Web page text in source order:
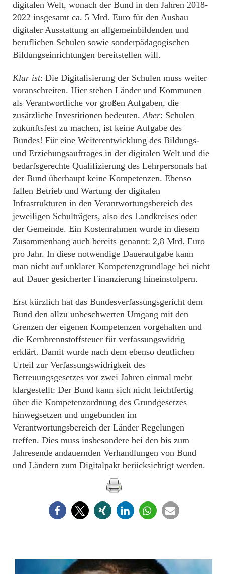
digitalen Welt, wonach der Bund in den Jahren 2018-
2022 insgesamt ca. 5 Mrd. Euro für den Ausbau
digitaler Ausstattung an allgemeinbildenden und
beruflichen Schulen sowie sonderpädagogischen
Bildungseinrichtungen bereitstellen will.
Klar ist: Die Digitalisierung der Schulen muss weiter
voranschreiten. Hier stehen Länder und Kommunen
als Verantwortliche vor großen Aufgaben, die
zusätzliche Investitionen bedeuten. Aber: Schulen
zukunftsfest zu machen, ist keine Aufgabe des
Bundes! Für eine Weiterentwicklung des Bildungs-
und Erziehungsauftrages in der digitalen Welt und die
bedarfsgerechte Qualifizierung des Lehrpersonals hat
der Bund überhaupt keine Kompetenzen. Ebenso
fallen Betrieb und Wartung der digitalen
Infrastrukturen in den Verantwortungsbereich des
jeweiligen Schulträgers, also des Landkreises oder
der Gemeinde. Ein Kostenrahmen wurde in diesem
Zusammenhang auch bereits genannt: 2,8 Mrd. Euro
pro Jahr. In diese notwendige Daueraufgabe kann
man nicht auf unklarer Kompetenzgrundlage bei nicht
auf Dauer gesicherter Finanzierung hineinstolpern.
Erst kürzlich hat das Bundesverfassungsgericht dem
Bund den allzu unbeschwerten Umgang mit den
Grenzen der eigenen Kompetenzen vorgehalten und
die Kernbrennstoffsteuer für verfassungswidrig
erklärt. Damit wurde nach dem ebenso deutlichen
Urteil zur Verfassungswidrigkeit des
Betreuungsgesetzes vor zwei Jahren einmal mehr
klargestellt: Der Bund kann sich nicht leichtfertig
über die Kompetenzordnung des Grundgesetzes
hinwegsetzen und ungebunden im
Verantwortungsbereich der Länder Regelungen
treffen. Dies muss insbesondere bei den bis zum
Jahresende andauernden Verhandlungen von Bund
und Ländern zum Digitalpakt berücksichtigt werden.